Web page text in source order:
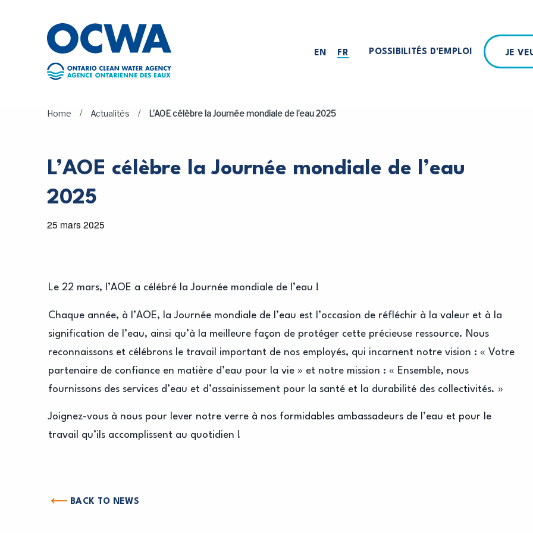
EN FR POSSIBILITÉS D’EMPLOI JE
Home / Actualités / L’AOE célèbre la Journée mondiale de l’eau 2025
L’AOE célèbre la Journée mondiale de l’eau
2025
25 mars 2025
Le 22 mars, l’AOE a célébré la Journée mondiale de l’eau !
Chaque année, à l’AOE, la Journée mondiale de l’eau est l’occasion de réfléchir à la valeur et à la
signification de l’eau, ainsi qu’à la meilleure façon de protéger cette précieuse ressource. Nous
reconnaissons et célébrons le travail important de nos employés, qui incarnent notre vision : « Votre
partenaire de confiance en matière d’eau pour la vie » et notre mission : « Ensemble, nous
fournissons des services d’eau et d’assainissement pour la santé et la durabilité des collectivités. »
Joignez-vous à nous pour lever notre verre à nos formidables ambassadeurs de l’eau et pour le
travail qu’ils accomplissent au quotidien !
BACK TO NEWS